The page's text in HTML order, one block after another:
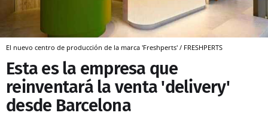
El nuevo centro de producción de la marca 'Freshperts' / FRESHPERTS
Esta es la empresa que
reinventará la venta 'delivery'
desde Barcelona